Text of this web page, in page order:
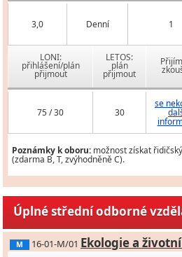
3,0 Denní 1
LONI:
přihlášení/plán
přijmout
LETOS:
plán
přijmout
75 / 30 30
se
Poznámky k oboru: možnost získat
(zdarma B, T, zvýhodněně C).
Úplné střední odborné
M 16-01-M/01 Ekologie a